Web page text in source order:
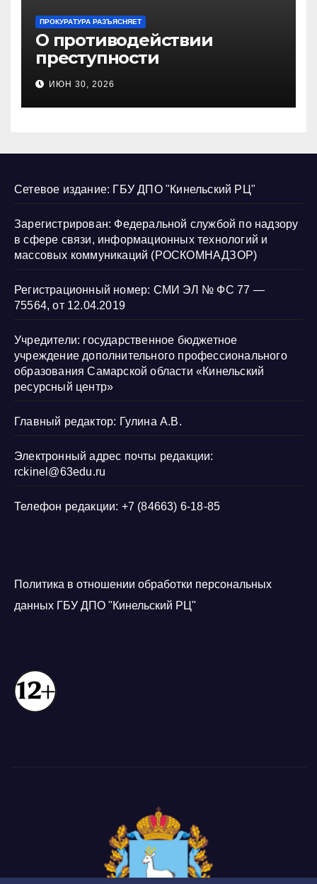
ПРОКУРАТУРА РАЗЪЯСНЯЕТ
О противодействии
преступности
несовершеннолетних и
нарушению их прав
ИЮН 30, 2026
Сетевое издание: ГБУ ДПО "Кинельский РЦ"
Зарегистрирован: Федеральной службой по надзору
в сфере связи, информационных технологий и
массовых коммуникаций (РОСКОМНАДЗОР)
Регистрационный номер: СМИ ЭЛ № ФС 77 —
75564, от 12.04.2019
Учредители: государственное бюджетное
учреждение дополнительного профессионального
образования Самарской области «Кинельский
ресурсный центр»
Главный редактор: Гулина А.В.
Электронный адрес почты редакции:
rckinel@63edu.ru
Телефон редакции: +7 (84663) 6-18-85
Политика в отношении обработки персональных
данных ГБУ ДПО "Кинельский РЦ"